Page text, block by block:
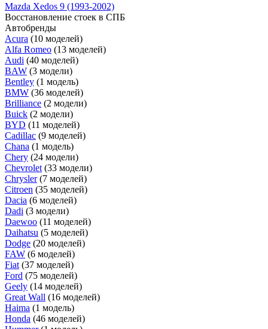
Mazda Xedos 9 (1993-2002)
Восстановление стоек в СПБ
Автобренды
Acura (10 моделей)
Alfa Romeo (13 моделей)
Audi (40 моделей)
BAW (3 модели)
Bentley (1 модель)
BMW (36 моделей)
Brilliance (2 модели)
Buick (2 модели)
BYD (11 моделей)
Cadillac (9 моделей)
Chana (1 модель)
Chery (24 модели)
Chevrolet (33 модели)
Chrysler (7 моделей)
Citroen (35 моделей)
Dacia (6 моделей)
Dadi (3 модели)
Daewoo (11 моделей)
Daihatsu (5 моделей)
Dodge (20 моделей)
FAW (6 моделей)
Fiat (37 моделей)
Ford (75 моделей)
Geely (14 моделей)
Great Wall (16 моделей)
Haima (1 модель)
Honda (46 моделей)